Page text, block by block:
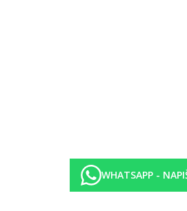
WHATSAPP -